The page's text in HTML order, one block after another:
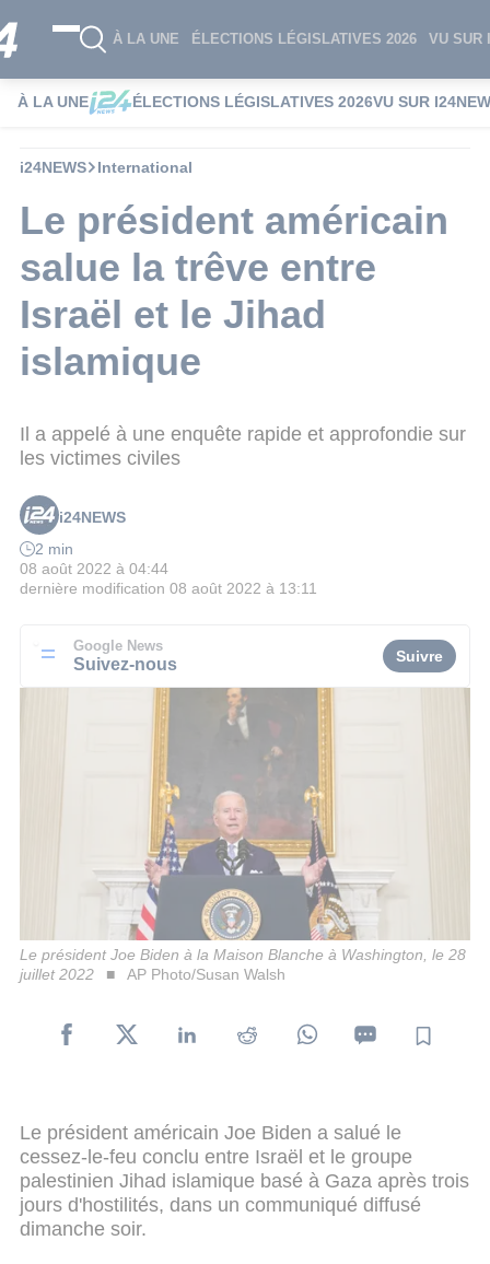
À LA UNE ÉLECTIONS LÉGISLATIVES 2026 VU SUR
À LA UNE ÉLECTIONS LÉGISLATIVES 2026VU SUR
i24NEWS International
Le président américain
salue la trêve entre
Israël et le Jihad
islamique
Il a appelé à une enquête rapide et approfondie sur
les victimes civiles
i24NEWS
2 min
08 août 2022 à 04:44
dernière modification 08 août 2022 à 13:11
Google News
Suivez-nous Suivre
Le président Joe Biden à la Maison Blanche à Washington, le 28
juillet 2022
AP Photo/Susan Walsh
Le président américain Joe Biden a salué le
cessez-le-feu conclu entre Israël et le groupe
palestinien Jihad islamique basé à Gaza après trois
jours d'hostilités, dans un communiqué diffusé
dimanche soir.